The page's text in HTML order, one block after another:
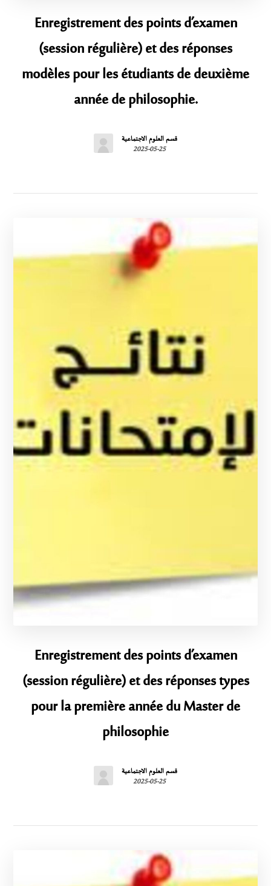
Enregistrement des points d’examen
(session régulière) et des réponses
modèles pour les étudiants de deuxième
année de philosophie.
قسم العلوم الاجتماعية
2025-05-25
Enregistrement des points d’examen
(session régulière) et des réponses types
pour la première année du Master de
philosophie
قسم العلوم الاجتماعية
2025-05-25